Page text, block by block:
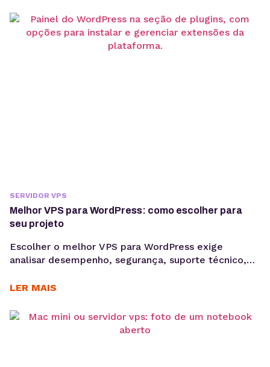
rotina de empresas que precisam aumentar a
eficiência operacional, reduzir erros manuais e
integrar sistemas que não se comunicam
SERVIDOR VPS
Melhor VPS para WordPress: como escolher para
seu projeto
Escolher o melhor VPS para WordPress exige
analisar desempenho, segurança, suporte técnico,
custos para manter projetos profissionais estáveis,
projeto WordPress cresce, a hospedagem
compartilhada pode deixar de acompanhar a
LER MAIS